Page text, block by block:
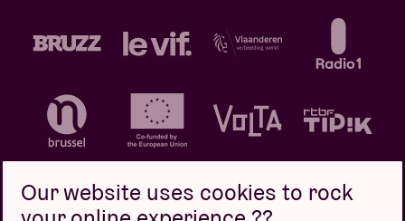
Our website uses cookies to rock